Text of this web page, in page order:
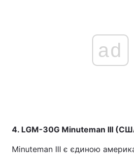
ad
4. LGM-30G Minuteman III
Minuteman III є єдиною